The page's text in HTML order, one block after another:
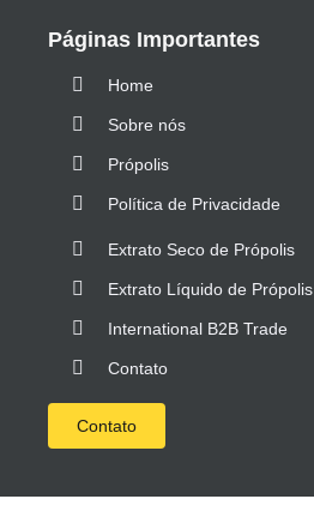
Páginas Importantes
Home
Sobre nós
Própolis
Política de Privacidade
Extrato Seco de Própolis
Extrato Líquido de Própolis
International B2B Trade
Contato
Contato